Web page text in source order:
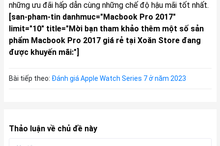
những ưu đãi hấp dẫn cùng những chế độ hậu mãi tốt nhất.
[san-pham-tin danhmuc="Macbook Pro 2017"
limit="10" title="Mời bạn tham khảo thêm một số sản
phẩm Macbook Pro 2017 giá rẻ tại Xoăn Store đang
được khuyến mãi:"]
Bài tiếp theo: Đánh giá Apple Watch Series 7 ở năm 2023
Thảo luận về chủ đề này